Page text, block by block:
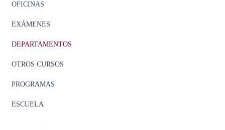
OFICINAS
EXÁMENES
DEPARTAMENTOS
OTROS CURSOS
PROGRAMAS
ESCUELA